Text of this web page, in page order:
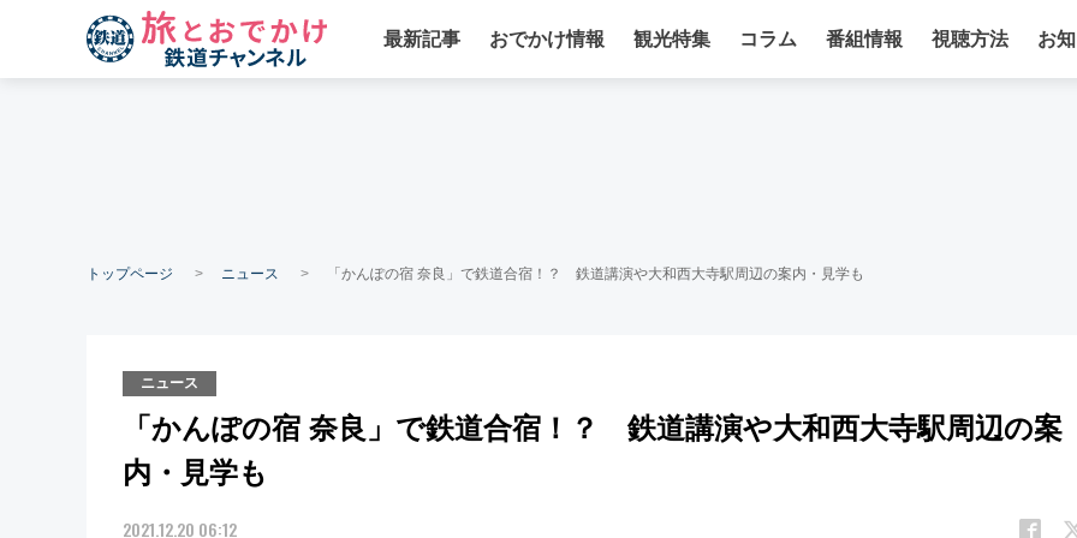
最新記事 おでかけ情報 観光特集 コラム 番組情報 視聴方法 お
トップページ ニュース 「かんぽの宿 奈良」で鉄道合宿！？ 鉄道講演や大和西大寺駅周辺の案内・見学も
ニュース
「かんぽの宿 奈良」で鉄道合宿！？ 鉄道講演や大和西大寺駅周辺の案
内・見学も
2021.12.20 06:12